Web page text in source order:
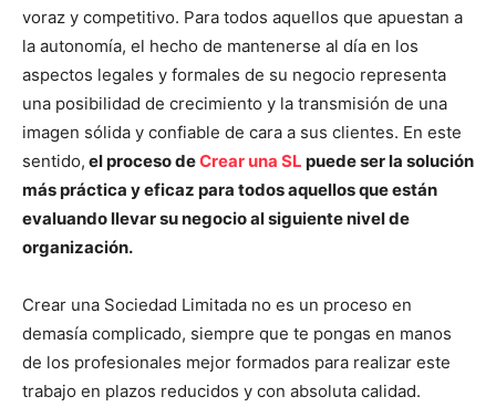
voraz y competitivo. Para todos aquellos que apuestan a
la autonomía, el hecho de mantenerse al día en los
aspectos legales y formales de su negocio representa
una posibilidad de crecimiento y la transmisión de una
imagen sólida y confiable de cara a sus clientes. En este
sentido, el proceso deCrear una SL puede ser la solución
más práctica y eficaz para todos aquellos que están
evaluando llevar su negocio al siguiente nivel de
organización.
Crear una Sociedad Limitada no es un proceso en
demasía complicado, siempre que te pongas en manos
de los profesionales mejor formados para realizar este
trabajo en plazos reducidos y con absoluta calidad.